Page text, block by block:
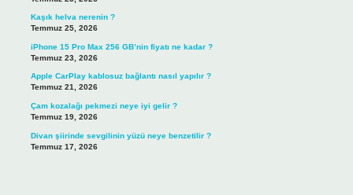
Kaşık helva nerenin ?
Temmuz 25, 2026
iPhone 15 Pro Max 256 GB’nin fiyatı ne kadar ?
Temmuz 23, 2026
Apple CarPlay kablosuz bağlantı nasıl yapılır ?
Temmuz 21, 2026
Çam kozalağı pekmezi neye iyi gelir ?
Temmuz 19, 2026
Divan şiirinde sevgilinin yüzü neye benzetilir ?
Temmuz 17, 2026